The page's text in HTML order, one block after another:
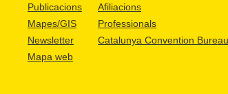
Publicacions
Mapes/GIS
Newsletter
Mapa web
Afiliacions
Professionals
Catalunya Convention Bureau